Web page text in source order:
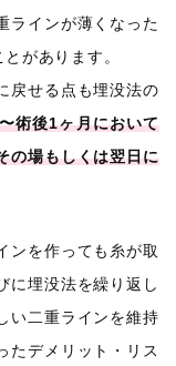
ラインが薄くなった
があります。
戻せる点も埋没法の
術後1ヶ月において
の場もしくは翌日に
ンを作っても糸が取
に埋没法を繰り返し
い二重ラインを維持
たデメリット・リス